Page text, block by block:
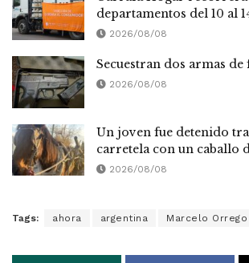
departamentos del 10 al
2026/08/08
Secuestran dos armas de
2026/08/08
Un joven fue detenido
carretela con un caballo
2026/08/08
Tags: ahora argentina Marcelo Orrego